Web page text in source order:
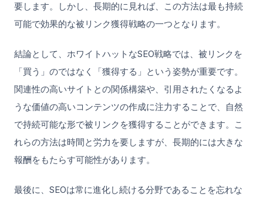
要します。しかし、長期的に見れば、この方法は最も持続
可能で効果的な被リンク獲得戦略の一つとなります。
結論として、ホワイトハットなSEO戦略では、被リンクを
「買う」のではなく「獲得する」という姿勢が重要です。
関連性の高いサイトとの関係構築や、引用されたくなるよ
うな価値の高いコンテンツの作成に注力することで、自然
で持続可能な形で被リンクを獲得することができます。こ
れらの方法は時間と労力を要しますが、長期的には大きな
報酬をもたらす可能性があります。
最後に、SEOは常に進化し続ける分野であることを忘れな